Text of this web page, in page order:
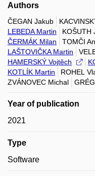
Authors
ČEGAN Jakub
LEBEDA Martin
KOŠUTH
ČERMÁK Milan
TOMČI
LAŠTOVIČKA Martin
HAMERSKÝ Vojtěch
KOTLÍK Martin
ROHEL
ZVÁNOVEC Michal
Year of publication
2021
Type
Software